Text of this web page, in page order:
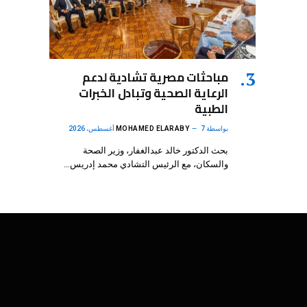
مباحثات مصرية تشادية لدعم
الرعاية الصحية وتبادل الخبرات
الطبية
بواسطة MOHAMED ELARABY 7 أغسطس، 2026
بحث الدكتور خالد عبدالغفار، وزير الصحة
والسكان، مع الرئيس التشادي محمد إدريس…